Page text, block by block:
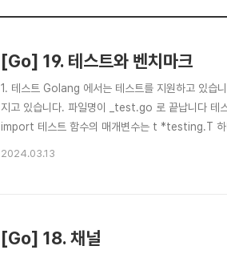
[Go] 19. 테스트와 벤치마크
1. 테스트 Golang 에서는 테스트를 지원하고 있습
지고 있습니다. 파일명이 _test.go 로 끝납니다
import 테스트 함수의 매개변수는 t *testing.T 하
2024.03.13
[Go] 18. 채널